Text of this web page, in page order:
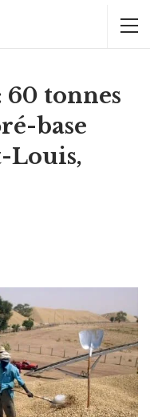
60 tonnes
base
Louis,